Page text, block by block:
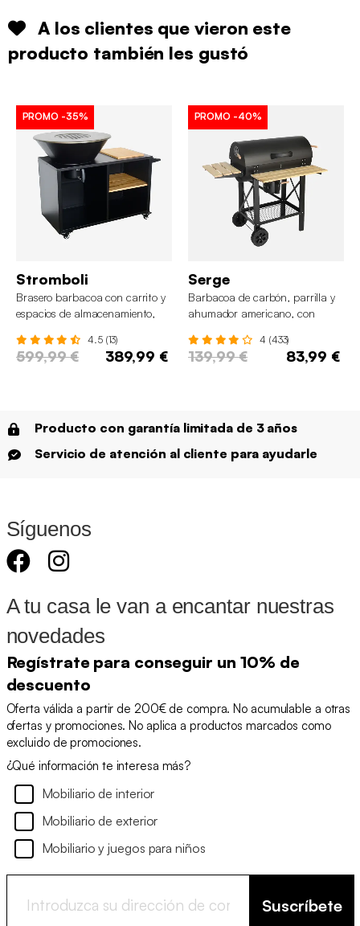
A los clientes que vieron este
producto también les gustó
PROMO -35%
Stromboli
Brasero barbacoa con carrito y
espacios de almacenamiento,
4.5 (13)
599,99 € 389,99 €
PROMO -40%
Serge
Barbacoa de carbón, parrilla y
ahumador americano, con
4 (433)
139,99 € 83,99 €
Producto con garantía limitada de 3 años
Servicio de atención al cliente para ayudarle
Síguenos
A tu casa le van a encantar nuestras
novedades
Regístrate para conseguir un 10% de
descuento
Oferta válida a partir de 200€ de compra. No acumulable a otras
ofertas y promociones. No aplica a productos marcados como
excluido de promociones.
¿Qué información te interesa más?
Mobiliario de interior
Mobiliario de exterior
Mobiliario y juegos para niños
Suscríbete